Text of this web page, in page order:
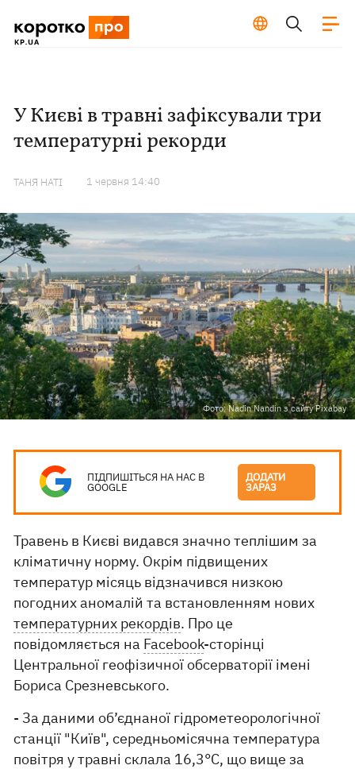
У Києві в травні зафіксували три
температурні рекорди
ТАНЯ НАТІ 1 червня 14:40
Фото: Nadin Nandin з сайту Pixabay
ПІДПИШІТЬСЯ НА НАС В
GOOGLE
ДОДАТИ
ЗАРАЗ
Травень в Києві видався значно теплішим за
кліматичну норму. Окрім підвищених
температур місяць відзначився низкою
погодних аномалій та встановленням нових
температурних рекордів. Про це
повідомляється на Facebook-сторінці
Центральної геофізичної обсерваторії імені
Бориса Срезневського.
- За даними об’єднаної гідрометеорологічної
станції "Київ", середньомісячна температура
повітря у травні склала 16,3°С, що вище за